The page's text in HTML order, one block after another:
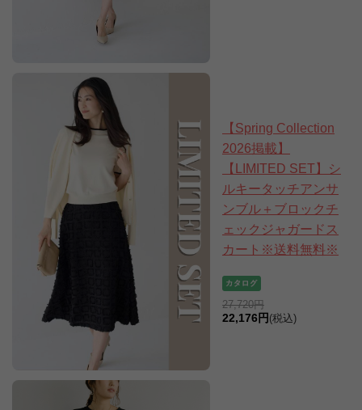
【Spring Collection
2026掲載】
【LIMITED SET】シ
ルキータッチアンサ
ンブル＋ブロックチ
ェックジャガードス
カート※送料無料※
27,720円
22,176円 (税込)